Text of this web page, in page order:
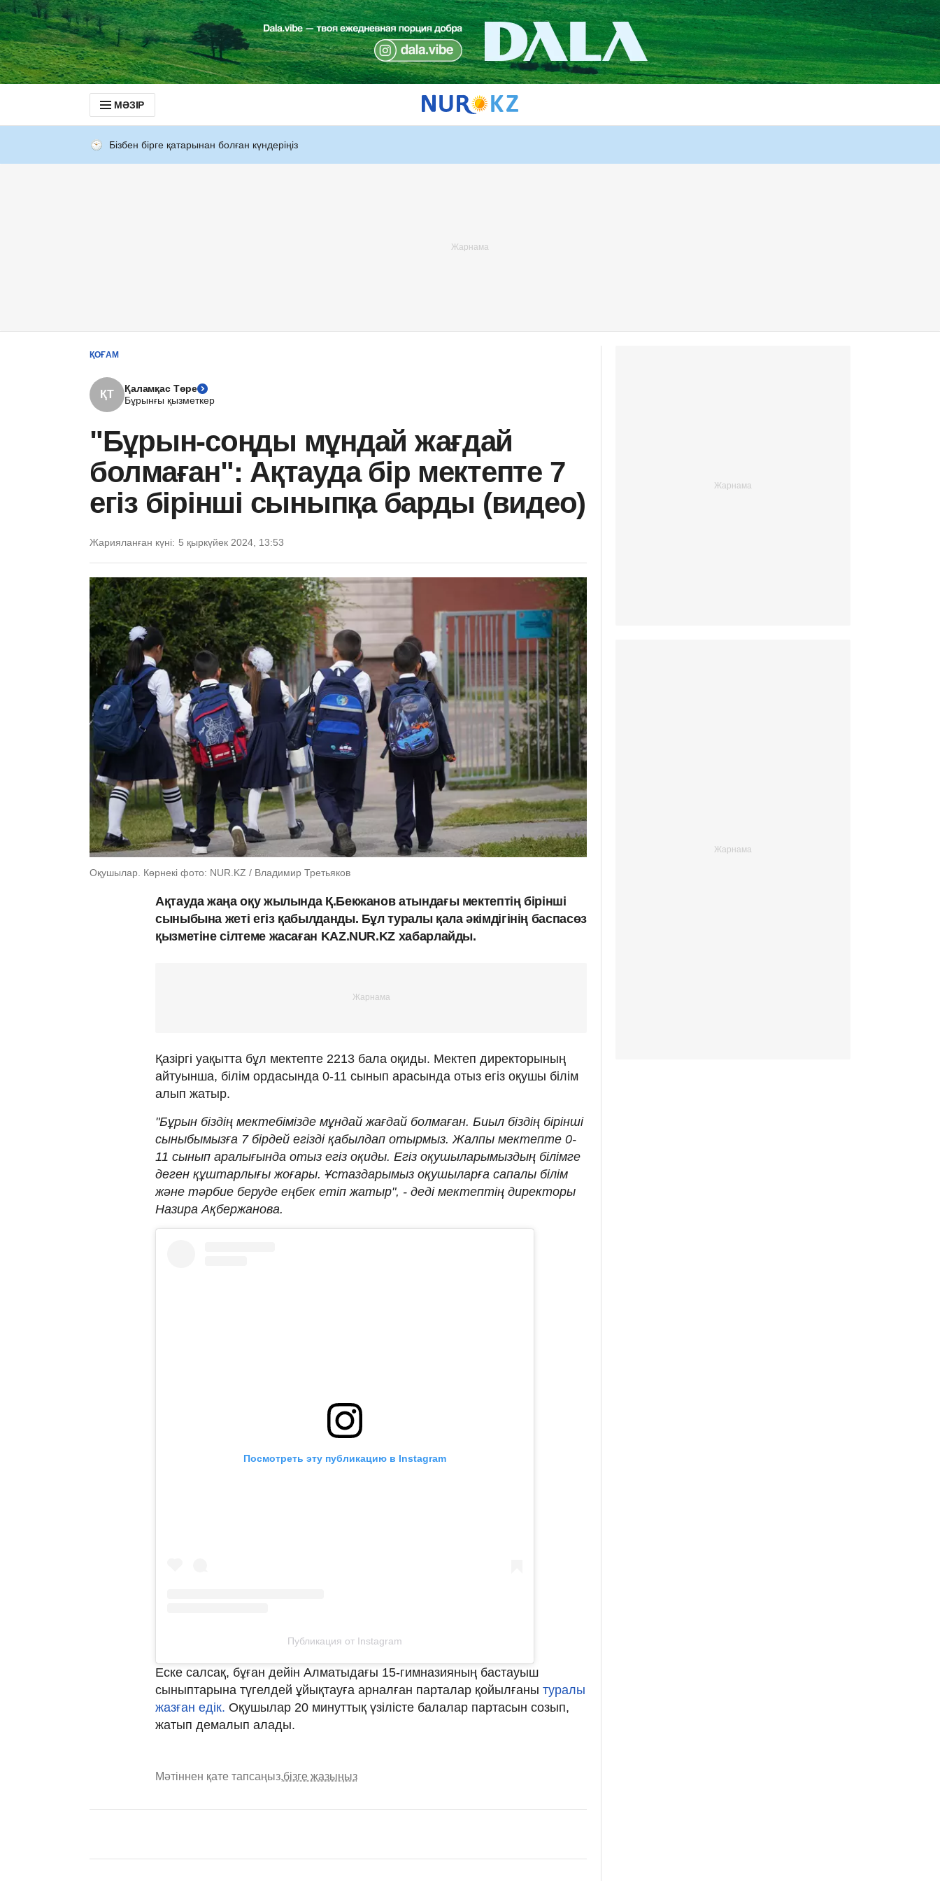
МӘЗІР
Бізбен бірге қатарынан болған күндеріңіз
ҚОҒАМ
ҚТ
Қаламқас Төре
Бұрынғы қызметкер
"Бұрын-соңды мұндай жағдай
болмаған": Ақтауда бір мектепте 7
егіз бірінші сыныпқа барды (видео)
Жарияланған күні: 5 қыркүйек 2024, 13:53
Оқушылар. Көрнекі фото: NUR.KZ / Владимир Третьяков
Ақтауда жаңа оқу жылында Қ.Бекжанов атындағы мектептің бірінші
сыныбына жеті егіз қабылданды. Бұл туралы қала әкімдігінің баспасөз
қызметіне сілтеме жасаған KAZ.NUR.KZ хабарлайды.
Қазіргі уақытта бұл мектепте 2213 бала оқиды. Мектеп директорының
айтуынша, білім ордасында 0-11 сынып арасында отыз егіз оқушы білім
алып жатыр.
"Бұрын біздің мектебімізде мұндай жағдай болмаған. Биыл біздің бірінші
сыныбымызға 7 бірдей егізді қабылдап отырмыз. Жалпы мектепте 0-
11 сынып аралығында отыз егіз оқиды. Егіз оқушыларымыздың білімге
деген құштарлығы жоғары. Ұстаздарымыз оқушыларға сапалы білім
және тәрбие беруде еңбек етіп жатыр", - деді мектептің директоры
Назира Ақбержанова.
Посмотреть эту публикацию в Instagram
Публикация от Instagram
Еске салсақ, бұған дейін Алматыдағы 15-гимназияның бастауыш
сыныптарына түгелдей ұйықтауға арналған парталар қойылғаны туралы
жазған едік. Оқушылар 20 минуттық үзілісте балалар партасын созып,
жатып демалып алады.
Мәтіннен қате тапсаңыз,бізге жазыңыз